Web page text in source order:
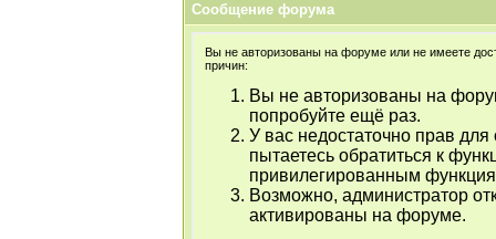
Сообщение форума
Вы не авторизованы на форуме или не имеете
причин:
Вы не авторизованы на
попробуйте ещё раз.
У вас недостаточно прав
пытаетесь обратиться к
привилегированным
Возможно, администратор
активированы на форуме.